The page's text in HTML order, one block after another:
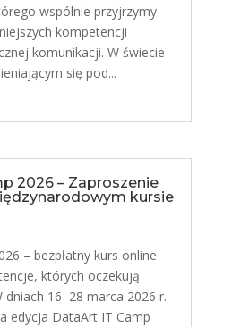
wspólnie przyjrzymy
kompetencji
komunikacji. W świecie
się pod...
2026 – Zaproszenie
kursie
– bezpłatny kurs online
których oczekują
16–28 marca 2026 r.
edycja DataArt IT Camp